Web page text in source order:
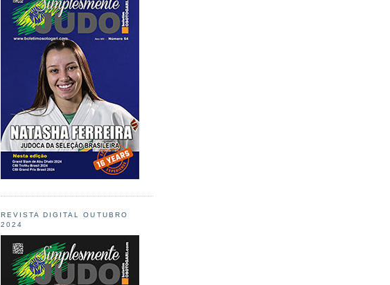
REVISTA DIGITAL OUTUBRO
2024